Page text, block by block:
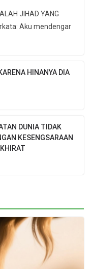
JIHAD YANG
Aku mendengar
HINANYA DIA
DUNIA TIDAK
KESENGSARAAN